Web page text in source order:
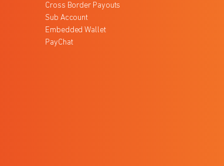
Cross Border Payouts
Sub Account
Embedded Wallet
PayChat